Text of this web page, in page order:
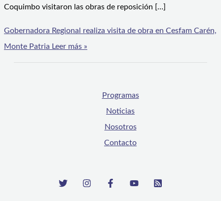
Coquimbo visitaron las obras de reposición […]
Gobernadora Regional realiza visita de obra en Cesfam Carén,
Monte Patria Leer más »
Programas
Noticias
Nosotros
Contacto